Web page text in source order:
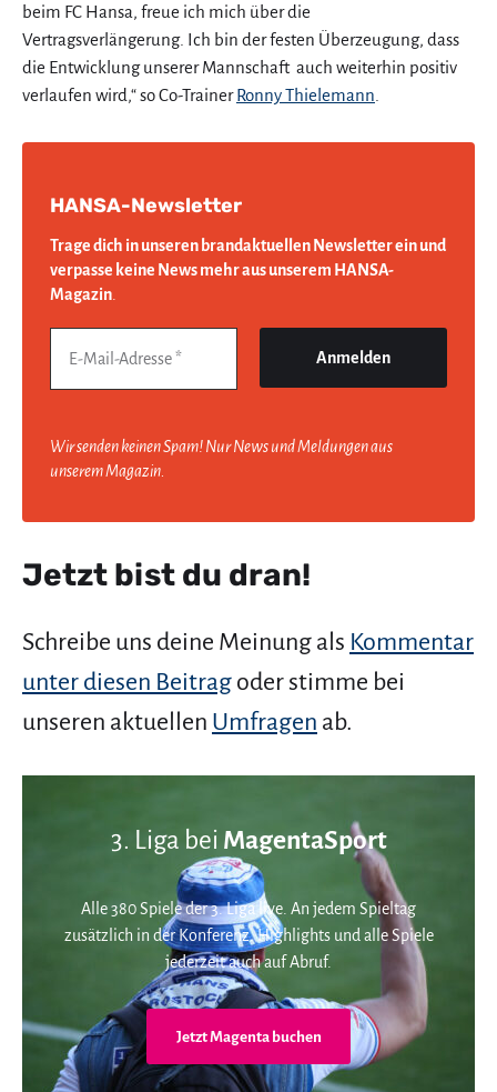
beim FC Hansa, freue ich mich über die
Vertragsverlängerung. Ich bin der festen Überzeugung, dass
die Entwicklung unserer Mannschaft auch weiterhin positiv
verlaufen wird,“ so Co-TrainerRonny Thielemann
HANSA-Newsletter
Trage dich in unseren brandaktuellen Newsletter ein und
verpasse keine News mehr aus unserem HANSA-
Magazin.
Wir senden keinen Spam! Nur News und Meldungen aus
unserem Magazin.
Jetzt bist du dran!
Schreibe uns deine Meinung als Kommentar
unter diesen Beitrag oder stimme bei
unseren aktuellen Umfragen ab.
3. Liga bei MagentaSport
Alle 380 Spiele der 3. Liga live. An jedem Spieltag
zusätzlich in der Konferenz. Highlights und alle Spiele
jederzeit auch auf Abruf.
Jetzt Magenta buchen